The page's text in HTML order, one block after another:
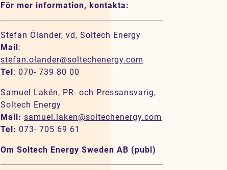
För mer information, kontakta:
Stefan Ölander, vd, Soltech Energy
Mail:
stefan.olander@soltechenergy.com
Tel: 070- 739 80 00
Samuel Lakén, PR- och Pressansvarig,
Soltech Energy
Mail: samuel.laken@soltechenergy.com
Tel: 073- 705 69 61
Om Soltech Energy Sweden AB (publ)